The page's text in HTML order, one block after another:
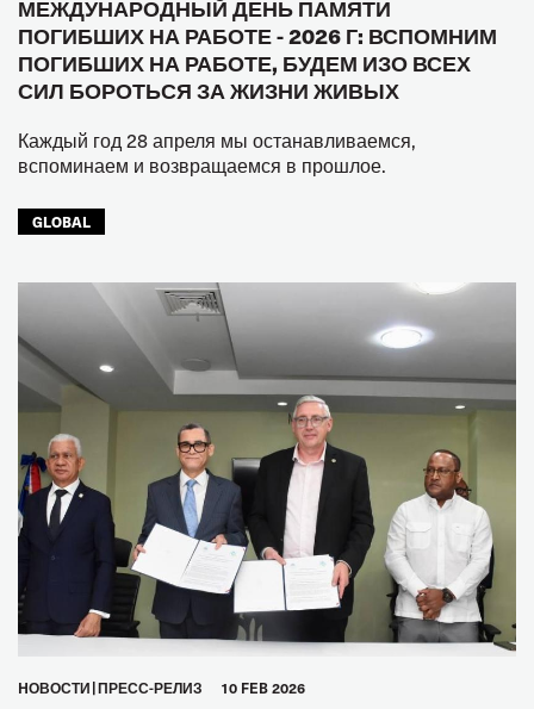
МЕЖДУНАРОДНЫЙ ДЕНЬ ПАМЯТИ
ПОГИБШИХ НА РАБОТЕ - 2026 Г: ВСПОМНИМ
ПОГИБШИХ НА РАБОТЕ, БУДЕМ ИЗО ВСЕХ
СИЛ БОРОТЬСЯ ЗА ЖИЗНИ ЖИВЫХ
Каждый год 28 апреля мы останавливаемся,
вспоминаем и возвращаемся в прошлое.
GLOBAL
HОВОСТИ ПРЕСС-РЕЛИЗ 10 FEB 2026